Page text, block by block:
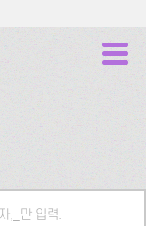
,_만 입력.